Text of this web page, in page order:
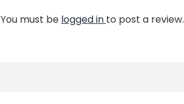
You must be logged in to post a review.